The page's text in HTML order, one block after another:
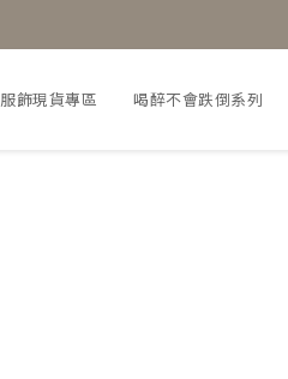
服飾現貨專區 喝醉不會跌倒系列